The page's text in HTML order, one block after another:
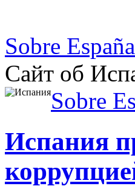
Sobre
Сайт об
Sobre
Испания